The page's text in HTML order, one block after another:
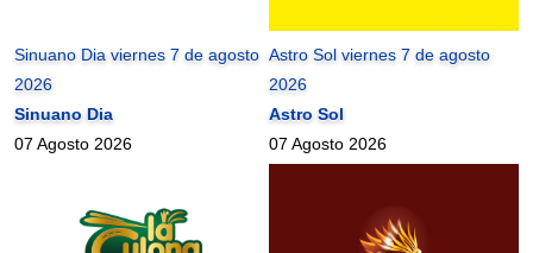
Sinuano Dia viernes 7 de agosto
2026
Sinuano Dia
07 Agosto 2026
Astro Sol viernes 7 de agosto
2026
Astro Sol
07 Agosto 2026